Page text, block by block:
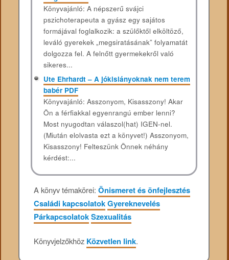
Könyvajánló: A népszerű svájci
pszichoterapeuta a gyász egy sajátos
formájával foglalkozik: a szülőktől elköltöző,
leváló gyerekek „megsiratásának” folyamatát
dolgozza fel. A felnőtt gyermekekről való
sikeres...
Ute Ehrhardt – A jókislányoknak nem terem
babér PDF
Könyvajánló: Asszonyom, Kisasszony! Akar
Ön a férfiakkal egyenrangú ember lenni?
Most nyugodtan válaszol(hat) IGEN-nel.
(Miután elolvasta ezt a könyvet!) Asszonyom,
Kisasszony! Felteszünk Önnek néhány
kérdést:...
A könyv témakörei:Önismeret és önfejlesztés
Családi kapcsolatokGyereknevelés
PárkapcsolatokSzexualitás
Könyvjelzőkhöz Közvetlen link.